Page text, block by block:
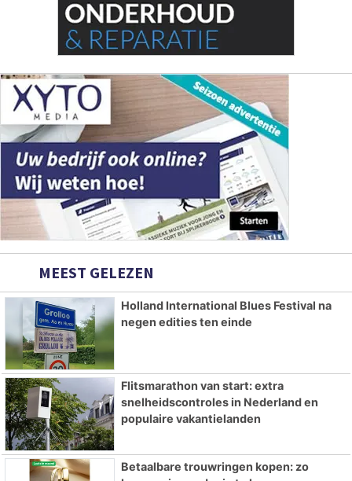
MEEST GELEZEN
Holland International Blues Festival na
negen edities ten einde
Flitsmarathon van start: extra
snelheidscontroles in Nederland en
populaire vakantielanden
Betaalbare trouwringen kopen: zo